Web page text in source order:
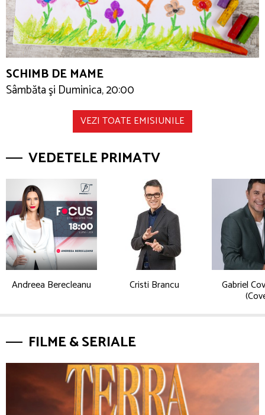
SCHIMB DE MAME
Sâmbăta şi Duminica, 20:00
VEZI TOATE EMISIUNILE
VEDETELE PRIMATV
Andreea Berecleanu Cristi Brancu Gabriel
FILME & SERIALE